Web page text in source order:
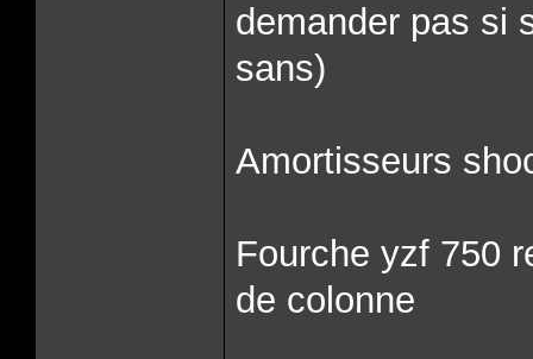
demander pas si
sans)
Amortisseurs
Fourche yzf 750
de colonne